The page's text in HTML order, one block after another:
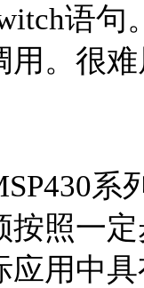
语句。
用。很
系
按照一
应用中